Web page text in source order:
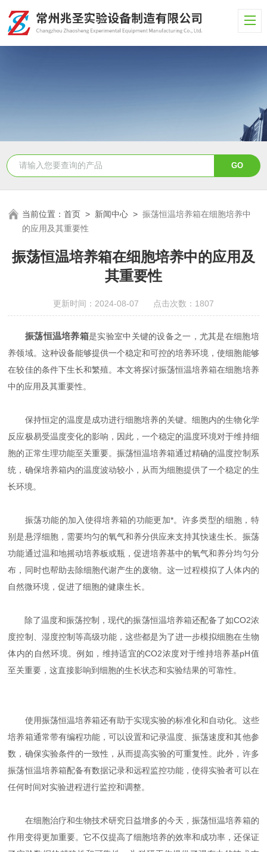
当前位置：首页 > 新闻中心 >振荡恒温培养箱在细胞培养中
的应用及其重要性
振荡恒温培养箱在细胞培养中的应用及
其重要性
更新时间：2024-08-07 点击次数：1807
振荡恒温培养箱是实验室中关键的设备之一，尤其是在细胞培
养领域。这种设备能够提供一个稳定和可控的培养环境，使细胞能够
在较佳的条件下生长和繁殖。本文将探讨振荡恒温培养箱在细胞培养
中的应用及其重要性。
保持恒定的温度是成功进行细胞培养的关键。细胞内的生物化学
反应极易受温度变化的影响，因此，一个稳定的温度环境对于维持细
胞的正常生理功能至关重要。振荡恒温培养箱通过精确的温度控制系
统，确保培养箱内的温度波动较小，从而为细胞提供了一个稳定的生
长环境。
振荡功能的加入使得培养箱的功能更加*。许多类型的细胞，特
别是悬浮细胞，需要均匀的氧气和养分供应来支持其快速生长。振荡
功能通过温和地摇动培养板或瓶，促进培养基中的氧气和养分均匀分
布，同时也帮助去除细胞代谢产生的废物。这一过程模拟了人体内的
自然微环境，促进了细胞的健康生长。
除了温度和振荡控制，现代的振荡恒温培养箱还配备了如CO2浓
度控制、湿度控制等高级功能，这些都是为了进一步模拟细胞在生物
体内的自然环境。例如，维持适宜的CO2浓度对于维持培养基pH值
至关重要，这直接影响到细胞的生长状态和实验结果的可靠性。
使用振荡恒温培养箱还有助于实现实验的标准化和自动化。这些
培养箱通常带有编程功能，可以设置和记录温度、振荡速度和其他参
数，确保实验条件的一致性，从而提高实验的可重复性。此外，许多
振荡恒温培养箱配备有数据记录和远程监控功能，使得实验者可以在
任何时间对实验进程进行监控和调整。
在细胞治疗和生物技术研究日益增多的今天，振荡恒温培养箱的
作用变得更加重要。它不仅提高了细胞培养的效率和成功率，还保证